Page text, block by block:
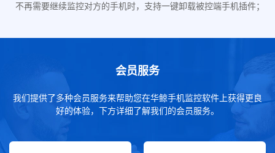
不再需要继续监控对方的手机时，支持一键卸载被控端手机插件；
会员服务
我们提供了多种会员服务来帮助您在华鲸手机监控软件上获得更良
好的体验，下方详细了解我们的会员服务。